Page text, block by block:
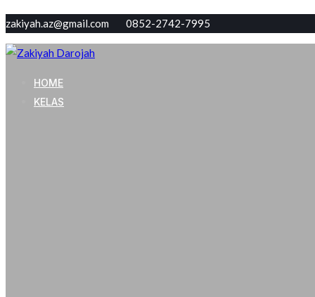
zakiyah.az@gmail.com 0852-2742-7995
Zakiyah Darojah
Love, Joy, Peace & Blessed
HOME
KELAS